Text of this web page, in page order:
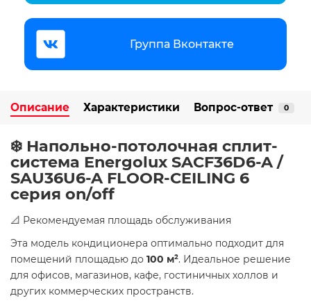
Группа Вконтакте
Описание Характеристики Вопрос-ответ 0
❄️ Напольно-потолочная сплит-
система Energolux SAСF36D6-A /
SAU36U6-A FLOOR-CEILING 6
серия on/off
📐 Рекомендуемая площадь обслуживания
Эта модель кондиционера оптимально подходит для
помещений площадью до 100 м². Идеальное решение
для офисов, магазинов, кафе, гостиничных холлов и
других коммерческих пространств.